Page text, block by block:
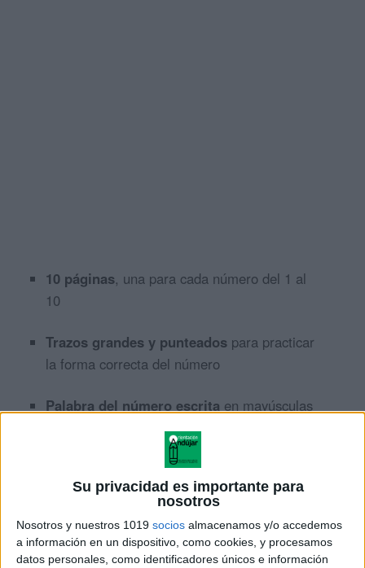
Su privacidad es importante para
nosotros
Nosotros y nuestros 1019 socios almacenamos y/o accedemos
a información en un dispositivo, como cookies, y procesamos
datos personales, como identificadores únicos e información
10 páginas, una para cada número del 1 al
10
Trazos grandes y punteados para practicar
la forma correcta del número
Palabra del número escrita en mayúsculas
para reforzar el vínculo número-palabra
Diseño limpio y visual, ideal para que el
niño se concentre en el trazo
Formato tipo cuadernillo, fácil de imprimir
y encuadernar